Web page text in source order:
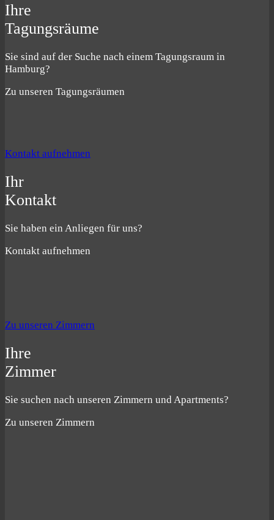
Ihre
Tagungsräume
Sie sind auf der Suche nach einem Tagungsraum in
Hamburg?
Zu unseren Tagungsräumen
Kontakt aufnehmen
Ihr
Kontakt
Sie haben ein Anliegen für uns?
Kontakt aufnehmen
Zu unseren Zimmern
Ihre
Zimmer
Sie suchen nach unseren Zimmern und Apartments?
Zu unseren Zimmern